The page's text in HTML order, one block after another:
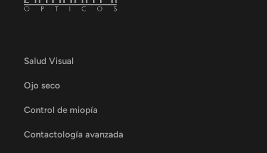
Salud Visual
Ojo seco
Control de miopía
Contactología avanzada